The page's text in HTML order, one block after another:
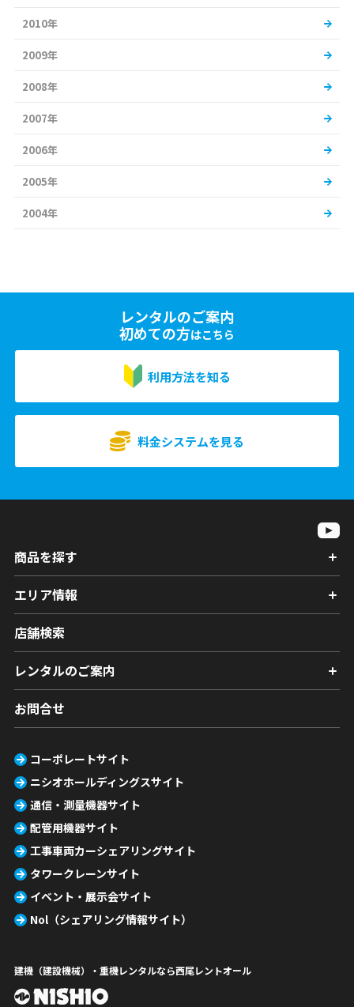
2010年
2009年
2008年
2007年
2006年
2005年
2004年
レンタルのご案内
初めての方はこちら
利用方法を知る
料金システムを見る
商品を探す
エリア情報
店舗検索
レンタルのご案内
お問合せ
コーポレートサイト
ニシオホールディングスサイト
通信・測量機器サイト
配管用機器サイト
工事車両カーシェアリングサイト
タワークレーンサイト
イベント・展示会サイト
Nol（シェアリング情報サイト）
建機（建設機械）・重機レンタルなら西尾レントオール